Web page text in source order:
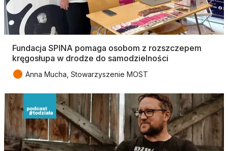
Fundacja SPINA pomaga osobom z rozszczepem
kręgosłupa w drodze do samodzielności
● Anna Mucha, Stowarzyszenie MOST